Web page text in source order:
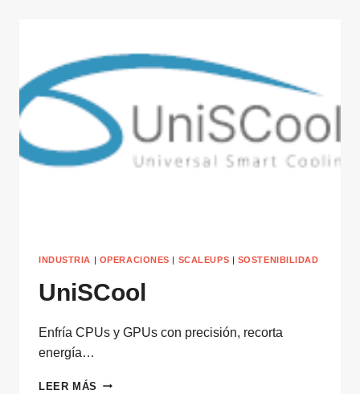
INDUSTRIA | OPERACIONES | SCALEUPS | SOSTENIBILIDAD
UniSCool
Enfría CPUs y GPUs con precisión, recorta
energía…
LEER MÁS UNISCOOL